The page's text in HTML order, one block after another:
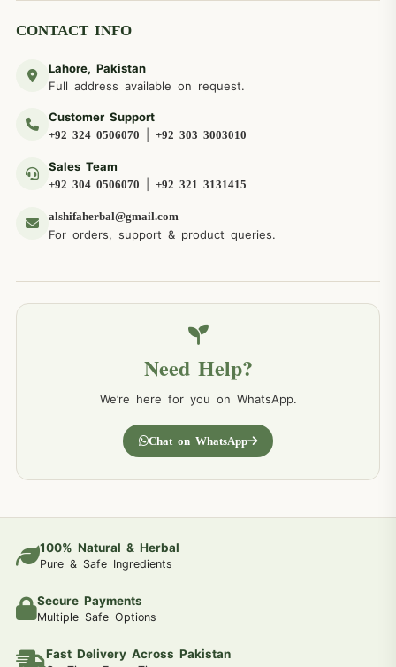
CONTACT INFO
Lahore, Pakistan
Full address available on request.
Customer Support
+92 324 0506070 +92 303 3003010
Sales Team
+92 304 0506070 +92 321 3131415
alshifaherbal@gmail.com
For orders, support & product queries.
Need Help?
We’re here for you on WhatsApp.
Chat on WhatsApp
100% Natural & Herbal
Pure & Safe Ingredients
Secure Payments
Multiple Safe Options
Fast Delivery Across Pakistan